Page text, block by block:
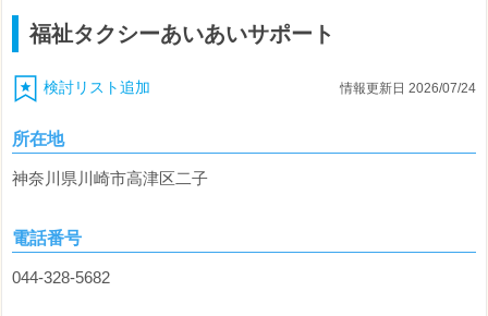
福祉タクシーあいあいサポート
検討リスト追加 情報更新日 2026/07/24
所在地
神奈川県川崎市高津区二子
電話番号
044-328-5682